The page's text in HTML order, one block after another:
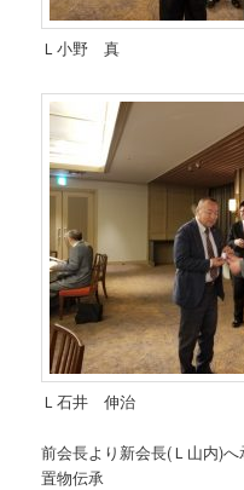
Ｌ小野 真
Ｌ石井 伸治
前会長より新会長(Ｌ山内)
置物伝承